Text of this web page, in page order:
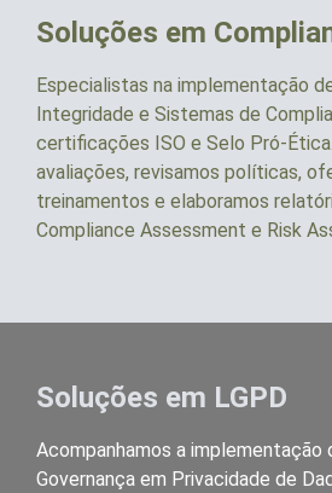
Soluções em
Especialistas na implementação
Integridade e Sistemas de
certificações ISO e Selo Pró-
avaliações, revisamos políticas,
treinamentos e elaboramos
Compliance Assessment e Risk
Soluções em LGPD
Acompanhamos a implementação
Governança em Privacidade de